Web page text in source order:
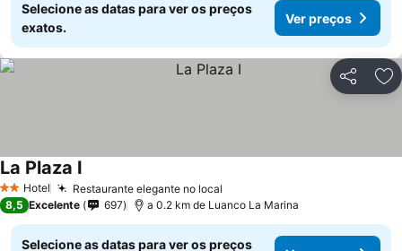
Selecione as datas para ver os preços
exatos.
Ver preços
Partilhar
2 Estrelas
Hotel Restaurante elegante no local
La Plaza I
8,5 Excelente 697 a 0.2 km de Luanco La Marina
Selecione as datas para ver os preços